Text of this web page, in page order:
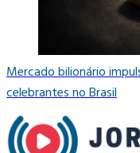
Mercado bilionário
celebrantes no Brasil